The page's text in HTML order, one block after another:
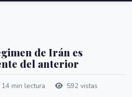
de Irán es
del anterior
14 min lectura 592 vistas